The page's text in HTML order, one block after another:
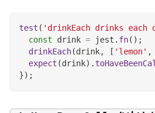
test ( 'drinkEach drinks each
const drink = jest . fn( ) ;
drinkEach(drink, [ 'lemon' ,
expect (drink) .
}) ;